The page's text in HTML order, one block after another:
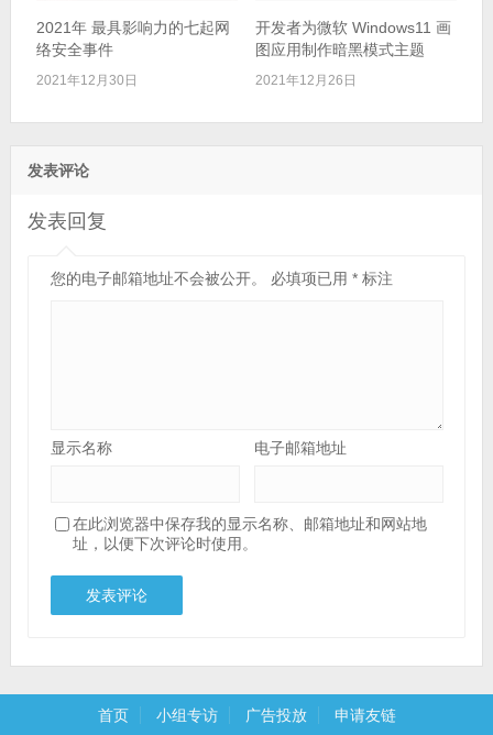
2021年 最具影响力的七起网
络安全事件
2021年12月30日
开发者为微软 Windows11 画
图应用制作暗黑模式主题
2021年12月26日
发表评论
发表回复
您的电子邮箱地址不会被公开。 必填项已用 *标注
显示名称 电子邮箱地址
在此浏览器中保存我的显示名称、邮箱地址和网站地
址，以便下次评论时使用。
首页 小组专访 广告投放 申请友链